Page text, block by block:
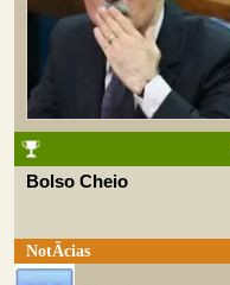
Bolso Cheio
NotÃ­cias